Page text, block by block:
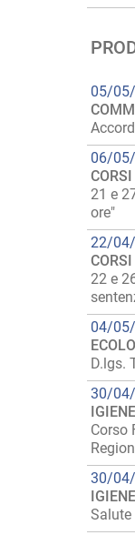
05/
06/
21 e
ore"
22/
22 e
04/
D.lgs.
30/
Corso
30/
Salute